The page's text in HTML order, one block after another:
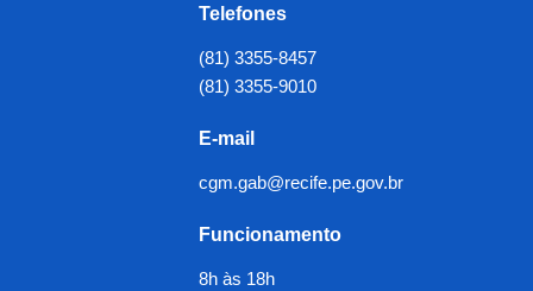
Telefones
(81) 3355-8457
(81) 3355-9010
E-mail
cgm.gab@recife.pe.gov.br
Funcionamento
8h às 18h